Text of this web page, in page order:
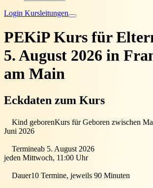
Login Kursleitungen
PEKiP Kurs für
5. August 2026 in
am Main
Eckdaten zum Kurs
Kind geborenKurs für Geboren zwischen
Juni 2026
Termineab 5. August 2026
jeden Mittwoch, 11:00 Uhr
Dauer10 Termine, jeweils 90 Minuten